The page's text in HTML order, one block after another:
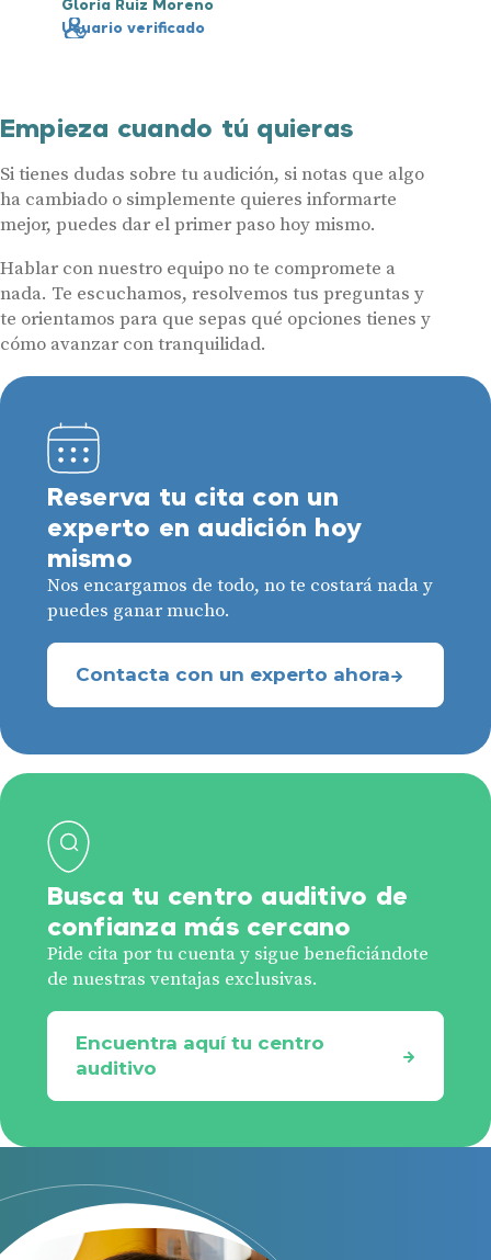
Usuario verificado
Empieza cuando tú quieras
Si tienes dudas sobre tu audición, si notas que algo
ha cambiado o simplemente quieres informarte
mejor, puedes dar el primer paso hoy mismo.
Hablar con nuestro equipo no te compromete a
nada. Te escuchamos, resolvemos tus preguntas y
te orientamos para que sepas qué opciones tienes y
cómo avanzar con tranquilidad.
Reserva tu cita con un
experto en audición hoy
mismo
Nos encargamos de todo, no te costará nada y
puedes ganar mucho.
Contacta con un experto ahora
Busca tu centro auditivo de
confianza más cercano
Pide cita por tu cuenta y sigue beneficiándote
de nuestras ventajas exclusivas.
Encuentra aquí tu centro
auditivo